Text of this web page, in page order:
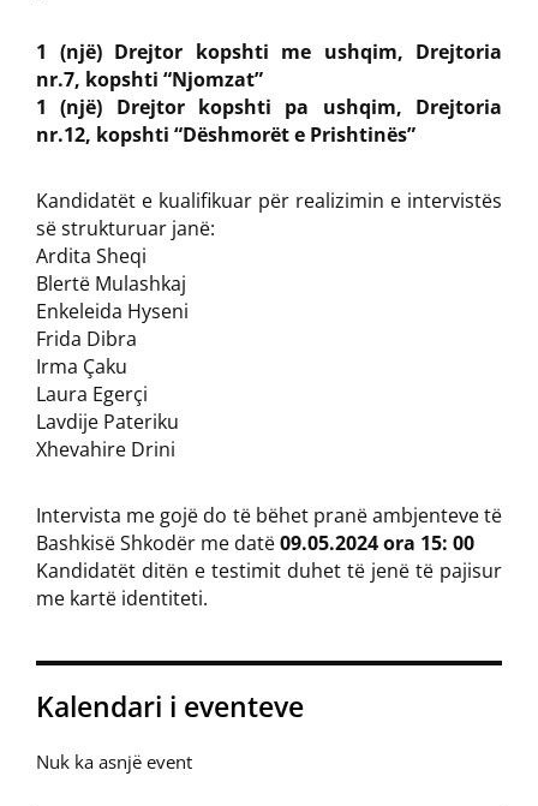
1 (një) Drejtor kopshti me ushqim, Drejtoria
nr.7, kopshti “Njomzat”
1 (një) Drejtor kopshti pa ushqim, Drejtoria
nr.12, kopshti “Dëshmorët e Prishtinës”
Kandidatët e kualifikuar për realizimin e intervistës
së strukturuar janë:
Ardita Sheqi
Blertë Mulashkaj
Enkeleida Hyseni
Frida Dibra
Irma Çaku
Laura Egerçi
Lavdije Pateriku
Xhevahire Drini
Intervista me gojë do të bëhet pranë ambjenteve të
Bashkisë Shkodër me datë09.05.2024 ora 15: 00
Kandidatët ditën e testimit duhet të jenë të pajisur
me kartë identiteti.
Kalendari i eventeve
Nuk ka asnjë event